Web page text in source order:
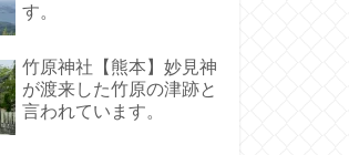
す。
竹原神社【熊本】妙見神
が渡来した竹原の津跡と
言われています。